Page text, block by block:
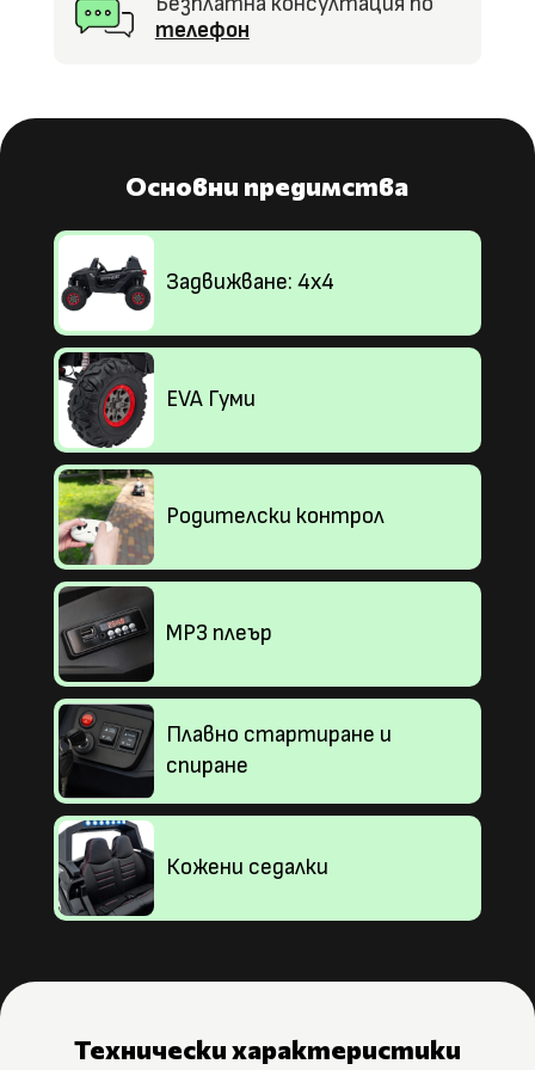
телефон
Основни предимства
Задвижване: 4х4
EVA Гуми
Родителски контрол
MP3 плеър
Плавно стартиране и
спиране
Кожени седалки
Технически характеристики